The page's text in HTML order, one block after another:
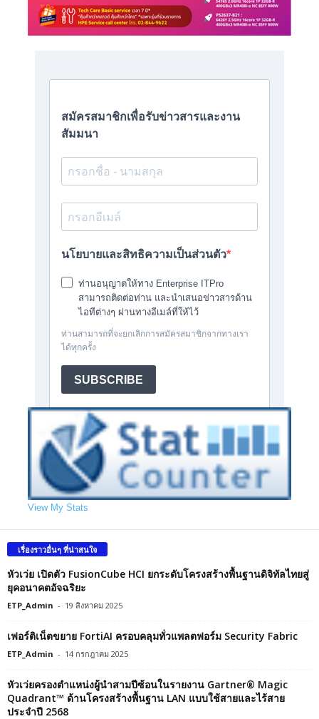
View My Stats
เรื่องราวอื่นๆ ที่น่าสนใจ
หัวเว่ย เปิดตัว FusionCube HCI ยกระดับโครงสร้างพื้นฐานดิจิทัลไทยสู่
ยุคอนาคตอัจฉริยะ
ETP_Admin - 19 สิงหาคม 2025
เฟอร์ติเน็ตขยาย FortiAI ครอบคลุมทั่วแพลตฟอร์ม Security Fabric
ETP_Admin - 14 กรกฎาคม 2025
หัวเว่ยครองตำแหน่งผู้นำสามปีซ้อนในรายงาน Gartner® Magic
Quadrant™ ด้านโครงสร้างพื้นฐาน LAN แบบใช้สายและไร้สาย
ประจำปี 2568